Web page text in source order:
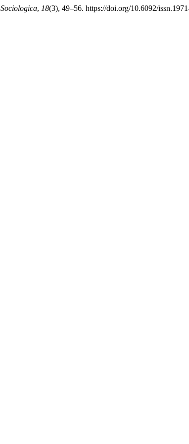
Sociologica, 18(3), 49–56. https://doi.org/10.6092/